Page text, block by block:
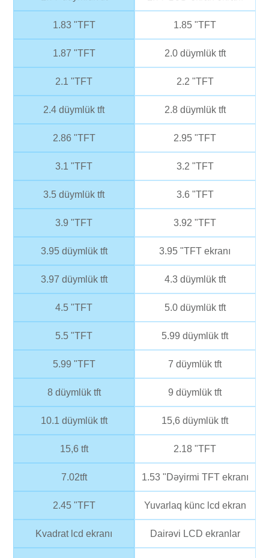
1.83 "TFT 1.85 "TFT
1.87 "TFT 2.0 düymlük tft
2.1 "TFT 2.2 "TFT
2.4 düymlük tft 2.8 düymlük tft
2.86 "TFT 2.95 "TFT
3.1 "TFT 3.2 "TFT
3.5 düymlük tft 3.6 "TFT
3.9 "TFT 3.92 "TFT
3.95 düymlük tft 3.95 "TFT ekranı
3.97 düymlük tft 4.3 düymlük tft
4.5 "TFT 5.0 düymlük tft
5.5 "TFT 5.99 düymlük tft
5.99 "TFT 7 düymlük tft
8 düymlük tft 9 düymlük tft
10.1 düymlük tft 15,6 düymlük tft
15,6 tft 2.18 "TFT
7.02tft 1.53 "Dəyirmi TFT ekranı
2.45 "TFT Yuvarlaq künc lcd ekran
Kvadrat lcd ekranı Dairəvi LCD ekranlar